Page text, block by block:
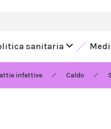
sanitaria
infettive Caldo